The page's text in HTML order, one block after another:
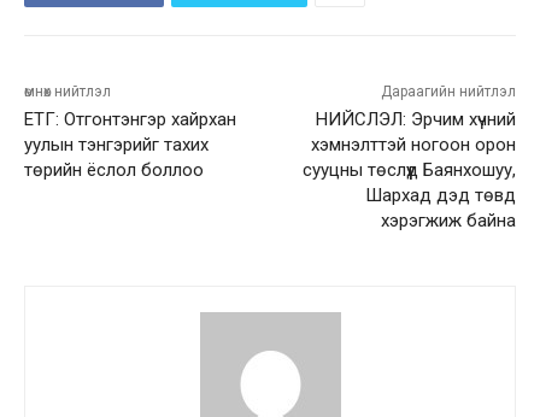
өмнөх нийтлэл
ЕТГ: Отгонтэнгэр хайрхан
уулын тэнгэрийг тахих
төрийн ёслол боллоо
Дараагийн нийтлэл
НИЙСЛЭЛ: Эрчим хүчний
хэмнэлттэй ногоон орон
сууцны төслүүд Баянхошуу,
Шархад дэд төвд
хэрэгжиж байна